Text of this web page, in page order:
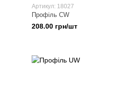
Артикул: 18027
Профіль CW
208.00 грн/шт